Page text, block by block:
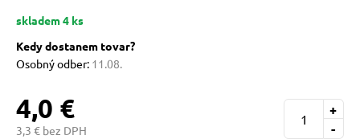
podložky
skladem 4 ks
Kedy dostanem tovar?
Osobný odber: 11.08.
4,0 €
3,3 € bez DPH -
+